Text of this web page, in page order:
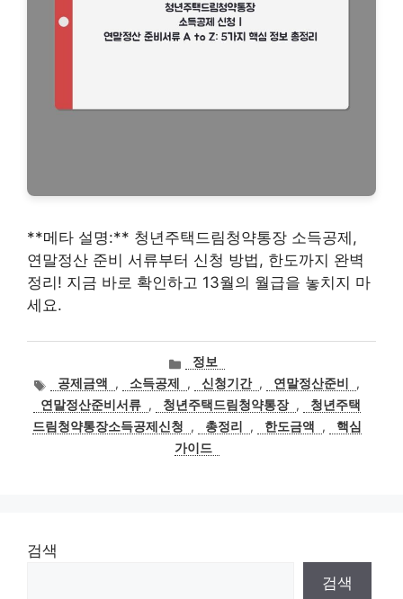
**메타 설명:** 청년주택드림청약통장 소득공제,
연말정산 준비 서류부터 신청 방법, 한도까지 완벽
정리! 지금 바로 확인하고 13월의 월급을 놓치지 마
세요.
카
고
리
정보
태
그
공제금액 , 소득공제 , 신청기간 , 연말정산준비
,
연말정산준비서류 , 청년주택드림청약통장 ,
청년주택
드림청약통장소득공제신청
, 총정리 , 한도금액 ,
핵심
가이드
검색
검색